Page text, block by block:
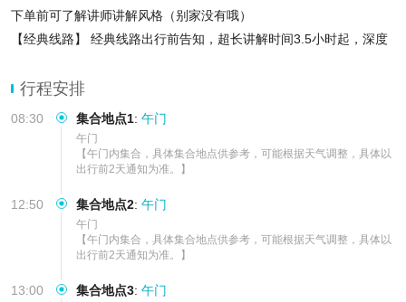
下单前可了解讲师讲解风格（别家没有哦）
【经典线路】 经典线路出行前告知，超长讲解时间3.5小时起，深度
【贴心服务】行前行中行后专属小助理24小时线上服务，贴心提醒旅
游日常，更省
行程安排
08:30 集合地点1: 午门
午门
【午门内集合，具体集合地点供参考，可能根据天气调整，具体以
出行前2天通知为准。】
12:50 集合地点2: 午门
午门
【午门内集合，具体集合地点供参考，可能根据天气调整，具体以
出行前2天通知为准。】
13:00 集合地点3: 午门